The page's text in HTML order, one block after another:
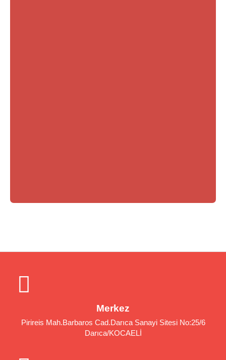
Merkez
Pirireis Mah.Barbaros Cad.Darıca Sanayi Sitesi No:25/6
Darıca/KOCAELİ